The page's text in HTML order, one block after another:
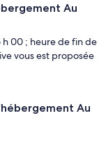
Au
00 ; heure de fin de
vous est proposée
Au